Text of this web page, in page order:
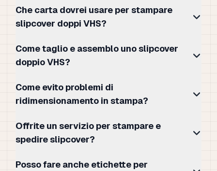
Che carta dovrei usare per stampare
slipcover doppi VHS?
Come taglio e assemblo uno slipcover
doppio VHS?
Come evito problemi di
ridimensionamento in stampa?
Offrite un servizio per stampare e
spedire slipcover?
Posso fare anche etichette per